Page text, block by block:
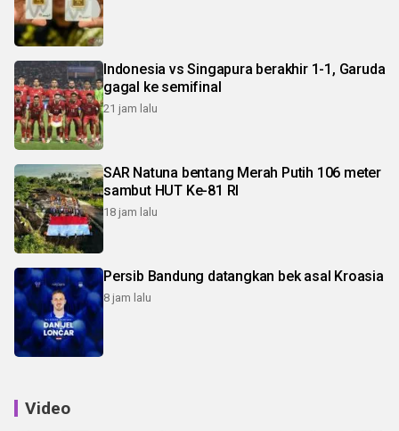
Indonesia vs Singapura berakhir 1-1, Garuda
gagal ke semifinal
21 jam lalu
SAR Natuna bentang Merah Putih 106 meter
sambut HUT Ke-81 RI
18 jam lalu
Persib Bandung datangkan bek asal Kroasia
8 jam lalu
Video